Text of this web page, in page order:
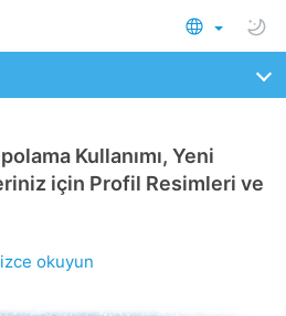
Kullanımı, Yeni
için Profil Resimleri ve
okuyun